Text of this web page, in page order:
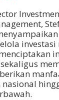
investasi